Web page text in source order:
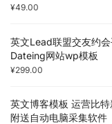
¥49.00
英文Lead联盟交友约
Dateing网站wp模板
¥299.00
英文博客模板 运营比
附送自动电脑采集软件